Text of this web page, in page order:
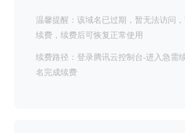
温馨提醒：该域名已过期，暂无法访问
续费，续费后可恢复正常使用
续费路径：登录腾讯云控制台-进入急需
名完成续费